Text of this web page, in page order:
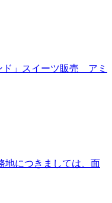
ド」スイーツ販売 アミ
地につきましては、面